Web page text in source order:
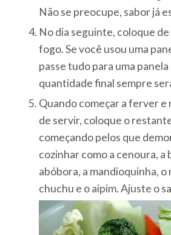
Não se preocupe, sabor já
No dia seguinte, coloque
fogo. Se você usou uma
passe tudo para uma
quantidade final sempre
Quando começar a ferver e
de servir, coloque o
começando pelos que
cozinhar como a cenoura, a
abóbora, a mandioquinha, o
chuchu e o aipim. Ajuste o